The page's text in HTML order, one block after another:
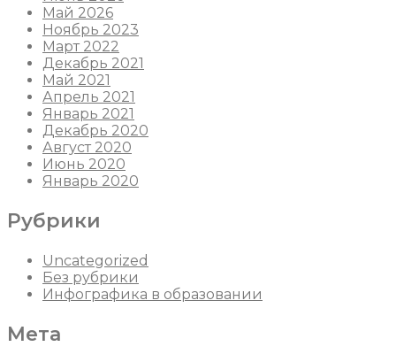
Май 2026
Ноябрь 2023
Март 2022
Декабрь 2021
Май 2021
Апрель 2021
Январь 2021
Декабрь 2020
Август 2020
Июнь 2020
Январь 2020
Рубрики
Uncategorized
Без рубрики
Инфографика в образовании
Мета